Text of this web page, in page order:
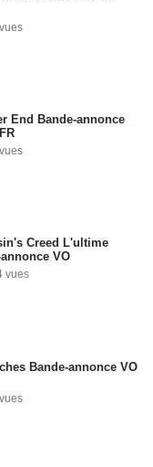
End Bande-annonce
Creed L'ultime
VO
vues
Bande-annonce VO